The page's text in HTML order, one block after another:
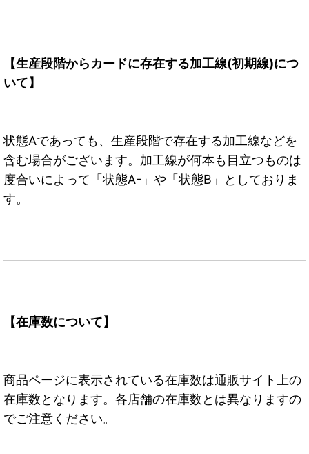
【生産段階からカードに存在する加工線(初期線)につ
いて】
状態Aであっても、生産段階で存在する加工線などを
含む場合がございます。加工線が何本も目立つものは
度合いによって「状態A-」や「状態B」としておりま
す。
【在庫数について】
商品ページに表示されている在庫数は通販サイト上の
在庫数となります。各店舗の在庫数とは異なりますの
でご注意ください。